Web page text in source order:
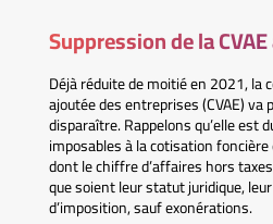
Suppression de la
Déjà réduite de moitié en 2021, la
ajoutée des entreprises (CVAE)
disparaître. Rappelons qu’elle est
imposables à la cotisation
dont le chiffre d’affaires hors
que soient leur statut juridique,
d’imposition, sauf exonérations.